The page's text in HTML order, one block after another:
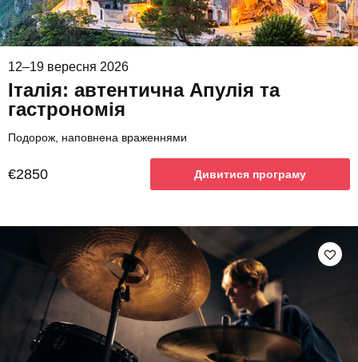
12–19 вересня 2026
Італія: автентична Апулія та
гастрономія
Подорож, наповнена враженнями
€2850 Дивитися програму